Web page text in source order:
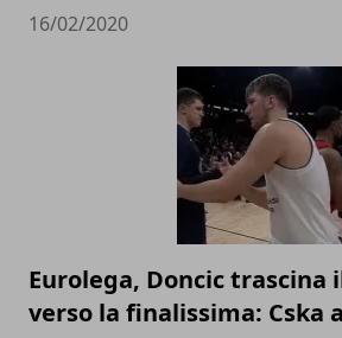
16/02/2020
Eurolega, Doncic trascina
verso la finalissima: Cska